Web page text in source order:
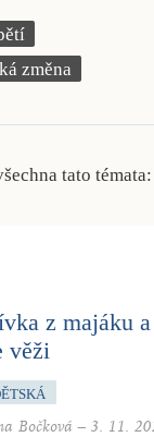
změna
tato témata:
z majáku
věži
Bočková – 3. 11.